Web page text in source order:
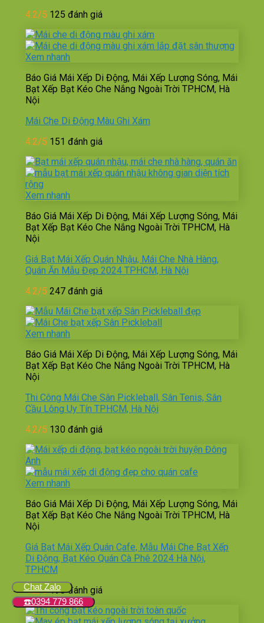
4.2/5 125 đánh giá
Xem nhanh
Báo Giá Mái Xếp Di Động, Mái Xếp Lượng Sóng, Mái
Bạt Xếp Bạt Kéo Che Nắng Ngoài Trời TPHCM, Hà
Nội
Mái Che Di Động Màu Ghi Xám
4.2/5 151 đánh giá
Xem nhanh
Báo Giá Mái Xếp Di Động, Mái Xếp Lượng Sóng, Mái
Bạt Xếp Bạt Kéo Che Nắng Ngoài Trời TPHCM, Hà
Nội
Giá Bạt Mái Xếp Quán Nhậu, Mái Che Nhà Hàng,
Quán Ăn Mẫu Đẹp 2024 TPHCM, Hà Nội
4.2/5 247 đánh giá
Xem nhanh
Báo Giá Mái Xếp Di Động, Mái Xếp Lượng Sóng, Mái
Bạt Xếp Bạt Kéo Che Nắng Ngoài Trời TPHCM, Hà
Nội
Thi Công Mái Che Sân Pickleball, Sân Tenis, Sân
Cầu Lông Uy Tín TPHCM, Hà Nội
4.2/5 130 đánh giá
Xem nhanh
Báo Giá Mái Xếp Di Động, Mái Xếp Lượng Sóng, Mái
Bạt Xếp Bạt Kéo Che Nắng Ngoài Trời TPHCM, Hà
Nội
Giá Bạt Mái Xếp Quán Cafe, Mẫu Mái Che Bạt Xếp
Di Động, Bạt Kéo Quán Cà Phê 2024 Hà Nội,
TPHCM
4.2/5198 đánh giá
Chat Zalo
☎️0394 779 866